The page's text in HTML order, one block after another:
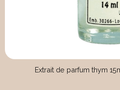
Extrait de parfum thym